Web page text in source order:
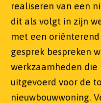
realiseren van een
dit als volgt in zijn
met een
gesprek bespreken
werkzaamheden
uitgevoerd voor de
nieuwbouwwoning.